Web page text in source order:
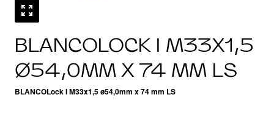
BLANCOLOCK I M33X1,5
Ø54,0MM X 74 MM LS
BLANCOLock I M33x1,5 ø54,0mm x 74 mm LS